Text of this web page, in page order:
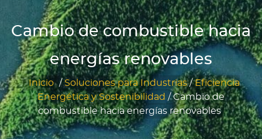
Cambio de combustible hacia
energías renovables
Inicio /Soluciones para Industrias/Eficiencia
Energética y Sostenibilidad /Cambio de
combustible hacia energías renovables